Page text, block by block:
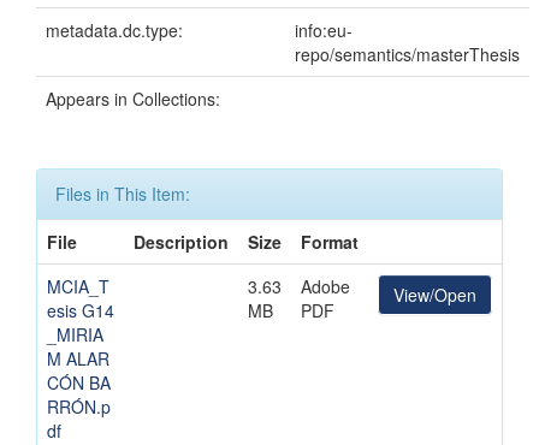
metadata.dc.type:
info:eu-
repo/semantics/masterThesis
Appears in Collections:
Files in This Item:
File
Description Size
Format
MCIA_T
esis G14
_MIRIA
M ALAR
CÓN BA
RRÓN.p
df
3.63
MB
Adobe
PDF
View/Open